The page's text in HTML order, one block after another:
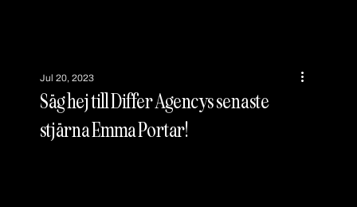
Säg hej till Differ Agencys senaste
stjärna Emma Portar!
Jul 20, 2023